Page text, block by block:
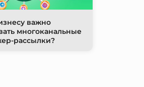
важно
многоканальные
рассылки?